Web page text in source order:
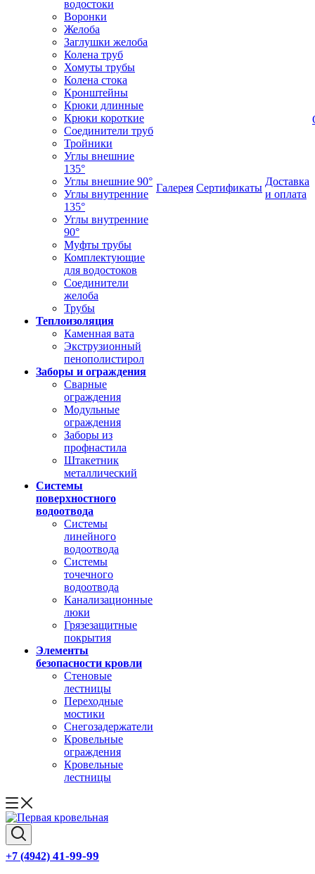
водостоки
Воронки
Желоба
Заглушки желоба
Колена труб
Хомуты трубы
Колена стока
Кронштейны
Крюки длинные
Крюки короткие
Соединители труб
Тройники
Углы внешние
135°
Углы внешние 90°
Углы внутренние
135°
Углы внутренние
90°
Муфты трубы
Комплектующие
для водостоков
Соединители
желоба
Трубы
Теплоизоляция
Каменная вата
Экструзионный
пенополистирол
Заборы и ограждения
Сварные
ограждения
Модульные
ограждения
Заборы из
профнастила
Штакетник
металлический
Системы
поверхностного
водоотвода
Системы
линейного
водоотвода
Системы
точечного
водоотвода
Канализационные
люки
Грязезащитные
покрытия
Элементы
безопасности кровли
Стеновые
лестницы
Переходные
мостики
Снегозадержатели
Кровельные
ограждения
Кровельные
лестницы
Галерея Сертификаты
Доставка
и оплата
+7 (4942) 41-99-99